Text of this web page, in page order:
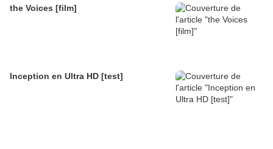
the Voices [film]
Inception en Ultra HD [test]